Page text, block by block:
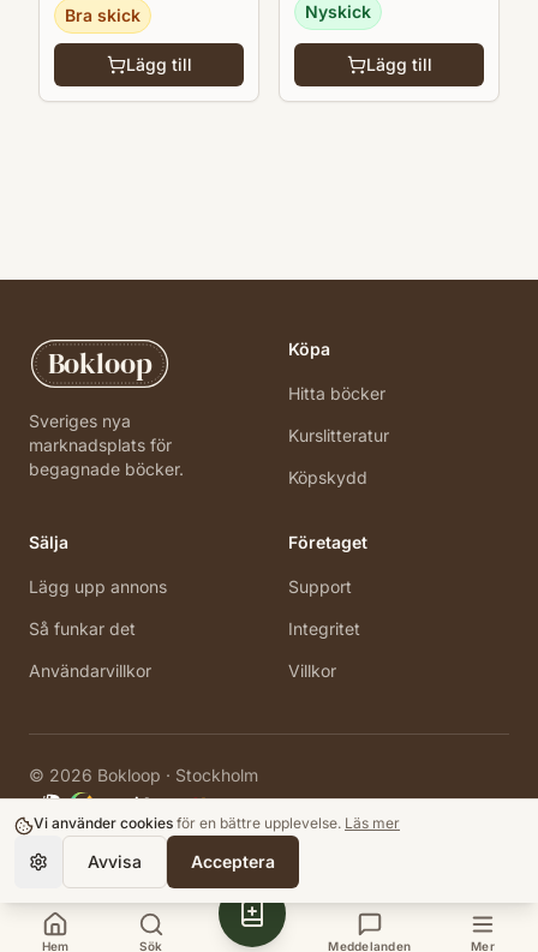
Bra skick
Lägg till
Nyskick
Lägg till
Bokloop
Sveriges nya
marknadsplats för
begagnade böcker.
Köpa
Hitta böcker
Kurslitteratur
Köpskydd
Sälja
Lägg upp annons
Så funkar det
Användarvillkor
Företaget
Support
Integritet
Villkor
© 2026 Bokloop · Stockholm
Hem Sök Meddelanden Mer
Vi använder cookies för en bättre upplevelse. Läs mer
Avvisa Acceptera